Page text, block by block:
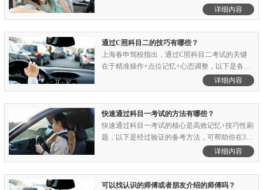
核心技巧和避坑指南，助你高效攻克路考难关：
一、考试流程与通用技巧1. 考前准备 - 绕车一
周：逆时针检查车门、轮胎，按压感应按钮（听
到语音提示后再上车）。 - 车内准备：调座椅、
后视镜、系安全带，.........
详细内容
通过C照科目二的技巧有哪些？
上海春申驾校指出，通过C照科目二考试的关键
在于精准操作+点位记忆+心态调整，以下是各项
目核心技巧及常见避坑指南，帮助高效攻克科目
二：一、通用基础技巧1. 考前准备 - 调整座椅和
后视镜：每次练习固定座椅位置（头顶距车顶1
拳）、后视镜角度（车身占1/4，地面占2/3）。 -
熟悉离合：用前脚.........
详细内容
快速通过科目一考试的方法有哪些？
快速通过科目一考试的核心是高效记忆+技巧性刷
题，以下是经过验证的备考方法，可帮助你在3-7
天内通过考试：一、高效学习工具1. 刷题APP -
顺序练习：先完整刷完题库（约1600题），建立
整体知识框架。 - 专项突破：针对高频考点（如
扣分题、罚款题、标志题）重点练习。 - 模拟考
详细内容
可以找认识的师傅或者朋友介绍的师傅吗？